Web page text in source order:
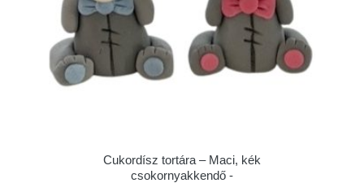
Cukordísz tortára – Maci, kék
csokornyakkendő -